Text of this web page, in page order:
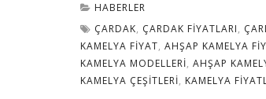
HABERLER
ÇARDAK, ÇARDAK FIYATLARI,
KAMELYA FIYAT, AHŞAP KAMELYA
KAMELYA MODELLERI, AHŞAP
KAMELYA ÇEŞITLERI, KAMELYA